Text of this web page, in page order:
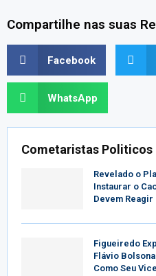
Compartilhe nas suas
Facebook
WhatsApp
Cometaristas Politicos
Revelado o
Instaurar o
Devem Reagir
Figueiredo
Flávio
Como Seu Vice